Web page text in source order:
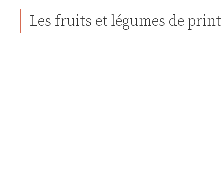
Les fruits et légumes de